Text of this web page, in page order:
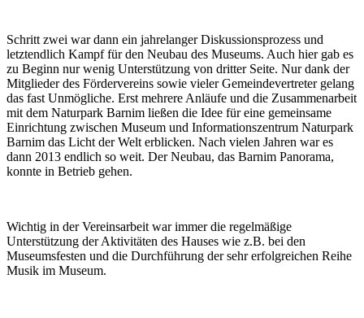
Schritt zwei war dann ein jahrelanger Diskussionsprozess und
letztendlich Kampf für den Neubau des Museums. Auch hier gab es
zu Beginn nur wenig Unterstützung von dritter Seite. Nur dank der
Mitglieder des Fördervereins sowie vieler Gemeindevertreter gelang
das fast Unmögliche. Erst mehrere Anläufe und die Zusammenarbeit
mit dem Naturpark Barnim ließen die Idee für eine gemeinsame
Einrichtung zwischen Museum und Informationszentrum Naturpark
Barnim das Licht der Welt erblicken. Nach vielen Jahren war es
dann 2013 endlich so weit. Der Neubau, das Barnim Panorama,
konnte in Betrieb gehen.
Wichtig in der Vereinsarbeit war immer die regelmäßige
Unterstützung der Aktivitäten des Hauses wie z.B. bei den
Museumsfesten und die Durchführung der sehr erfolgreichen Reihe
Musik im Museum.